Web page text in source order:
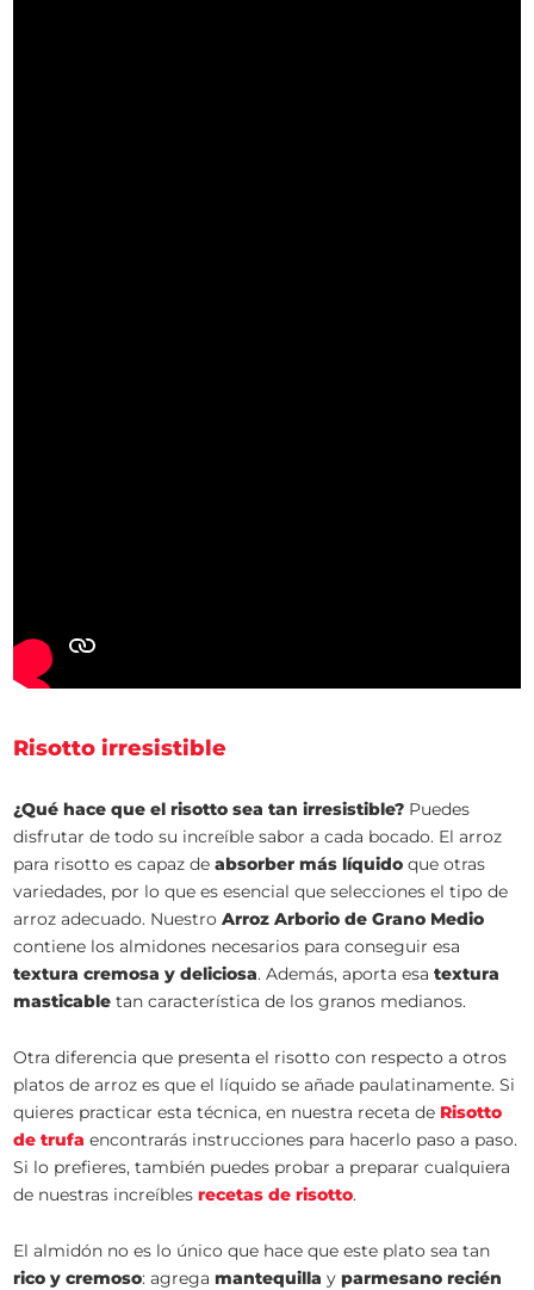
Risotto irresistible
¿Qué hace que el risotto sea tan irresistible? Puedes
disfrutar de todo su increíble sabor a cada bocado. El arroz
para risotto es capaz deabsorber más líquido que otras
variedades, por lo que es esencial que selecciones el tipo de
arroz adecuado. NuestroArroz Arborio de Grano Medio
contiene los almidones necesarios para conseguir esa
textura cremosa y deliciosa. Además, aporta esatextura
masticable tan característica de los granos medianos.
Otra diferencia que presenta el risotto con respecto a otros
platos de arroz es que el líquido se añade paulatinamente. Si
quieres practicar esta técnica, en nuestra receta de Risotto
de trufa encontrarás instrucciones para hacerlo paso a paso.
Si lo prefieres, también puedes probar a preparar cualquiera
de nuestras increíblesrecetas de risotto.
El almidón no es lo único que hace que este plato sea tan
rico y cremoso: agregamantequilla yparmesano recién